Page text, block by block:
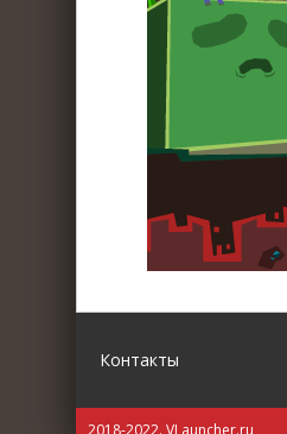
Контакты
2018-2022. VLauncher.ru